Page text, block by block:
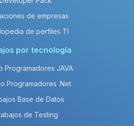
de empresas
de perfiles TI
por tecnología
Programadores JAVA
Programadores .Net
Base de Datos
de Testing